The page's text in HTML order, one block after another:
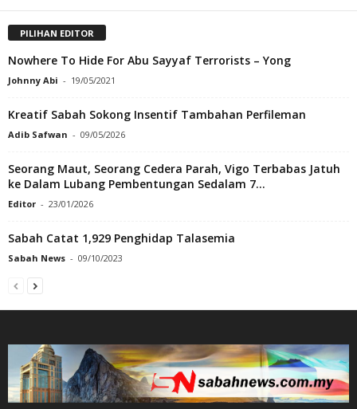
PILIHAN EDITOR
Nowhere To Hide For Abu Sayyaf Terrorists – Yong
Johnny Abi - 19/05/2021
Kreatif Sabah Sokong Insentif Tambahan Perfileman
Adib Safwan - 09/05/2026
Seorang Maut, Seorang Cedera Parah, Vigo Terbabas Jatuh
ke Dalam Lubang Pembentungan Sedalam 7...
Editor - 23/01/2026
Sabah Catat 1,929 Penghidap Talasemia
Sabah News - 09/10/2023